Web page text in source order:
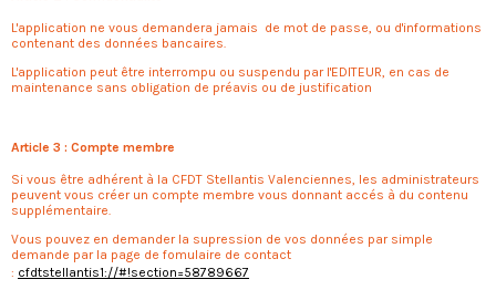
L'application ne vous demandera jamais de mot de passe, ou d'informations
contenant des données bancaires.
L'application peut être interrompu ou suspendu par l'EDITEUR, en cas de
maintenance sans obligation de préavis ou de justification
Article 3 : Compte membre
Si vous être adhérent à la CFDT Stellantis Valenciennes, les administrateurs
peuvent vous créer un compte membre vous donnant accés à du contenu
supplémentaire.
Vous pouvez en demander la supression de vos données par simple
demande par la page de fomulaire de contact
: cfdtstellantis1://#!section=58789667